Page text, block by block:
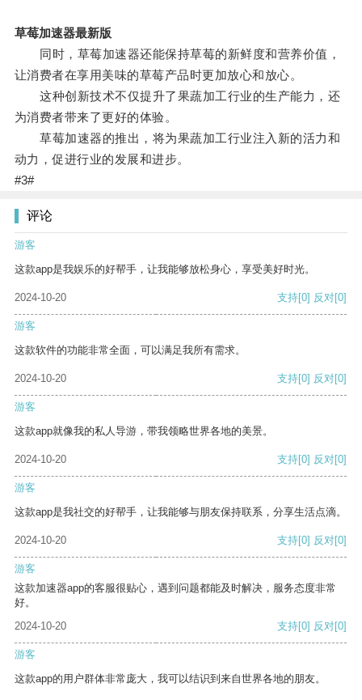
草莓加速器最新版
同时，草莓加速器还能保持草莓的新鲜度和营养价值，
让消费者在享用美味的草莓产品时更加放心和放心。
这种创新技术不仅提升了果蔬加工行业的生产能力，还
为消费者带来了更好的体验。
草莓加速器的推出，将为果蔬加工行业注入新的活力和
动力，促进行业的发展和进步。
#3#
评论
游客
这款app是我娱乐的好帮手，让我能够放松身心，享受美好时光。
2024-10-20 支持[0] 反对[0]
游客
这款软件的功能非常全面，可以满足我所有需求。
2024-10-20 支持[0] 反对[0]
游客
这款app就像我的私人导游，带我领略世界各地的美景。
2024-10-20 支持[0] 反对[0]
游客
这款app是我社交的好帮手，让我能够与朋友保持联系，分享生活点滴。
2024-10-20 支持[0] 反对[0]
游客
这款加速器app的客服很贴心，遇到问题都能及时解决，服务态度非常
好。
2024-10-20
支持[0] 反对[0]
游客
这款app的用户群体非常庞大，我可以结识到来自世界各地的朋友。